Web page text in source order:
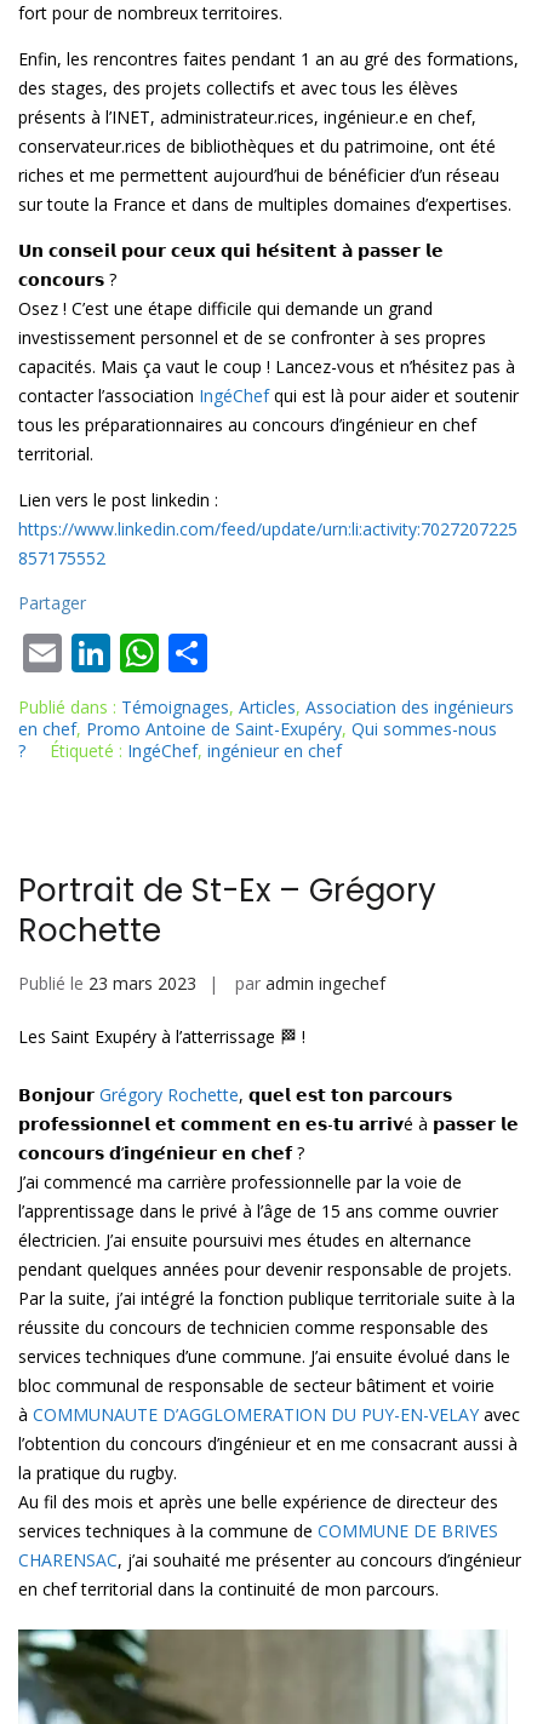
fort pour de nombreux territoires.
Enfin, les rencontres faites pendant 1 an au gré des formations,
des stages, des projets collectifs et avec tous les élèves
présents à l’INET, administrateur.rices, ingénieur.e en chef,
conservateur.rices de bibliothèques et du patrimoine, ont été
riches et me permettent aujourd’hui de bénéficier d’un réseau
sur toute la France et dans de multiples domaines d’expertises.
𝗨𝗻 𝗰𝗼𝗻𝘀𝗲𝗶𝗹 𝗽𝗼𝘂𝗿 𝗰𝗲𝘂𝘅 𝗾𝘂𝗶 𝗵𝗲́𝘀𝗶𝘁𝗲𝗻𝘁 𝗮̀ 𝗽𝗮𝘀𝘀𝗲𝗿 𝗹𝗲
𝗰𝗼𝗻𝗰𝗼𝘂𝗿𝘀 ?
Osez ! C’est une étape difficile qui demande un grand
investissement personnel et de se confronter à ses propres
capacités. Mais ça vaut le coup ! Lancez-vous et n’hésitez pas à
contacter l’association IngéChefqui est là pour aider et soutenir
tous les préparationnaires au concours d’ingénieur en chef
territorial.
Lien vers le post linkedin :
https://www.linkedin.com/feed/update/urn:li:activity:7027207225
857175552
Partager
E
m
ai
l
Li
n
k
e
W
h
at
s
p
ar
ta
g
Publié dans : Témoignages, Articles, Association des ingénieurs
en chef, Promo Antoine de Saint-Exupéry, Qui sommes-nous
?
Étiqueté : IngéChef, ingénieur en chef
Portrait de St-Ex – Grégory
Rochette
Publié le 23 mars 2023 par admin ingechef
Les Saint Exupéry à l’atterrissage 🏁 !
𝗕𝗼𝗻𝗷𝗼𝘂𝗿 Grégory Rochette, 𝗾𝘂𝗲𝗹 𝗲𝘀𝘁 𝘁𝗼𝗻 𝗽𝗮𝗿𝗰𝗼𝘂𝗿𝘀
𝗽𝗿𝗼𝗳𝗲𝘀𝘀𝗶𝗼𝗻𝗻𝗲𝗹 𝗲𝘁 𝗰𝗼𝗺𝗺𝗲𝗻𝘁 𝗲𝗻 𝗲𝘀-𝘁𝘂 𝗮𝗿𝗿𝗶𝘃é à 𝗽𝗮𝘀𝘀𝗲𝗿 𝗹𝗲
𝗰𝗼𝗻𝗰𝗼𝘂𝗿𝘀 𝗱’𝗶𝗻𝗴𝗲́𝗻𝗶𝗲𝘂𝗿 𝗲𝗻 𝗰𝗵𝗲𝗳 ?
J’ai commencé ma carrière professionnelle par la voie de
l’apprentissage dans le privé à l’âge de 15 ans comme ouvrier
électricien. J’ai ensuite poursuivi mes études en alternance
pendant quelques années pour devenir responsable de projets.
Par la suite, j’ai intégré la fonction publique territoriale suite à la
réussite du concours de technicien comme responsable des
services techniques d’une commune. J’ai ensuite évolué dans le
bloc communal de responsable de secteur bâtiment et voirie
à COMMUNAUTE D’AGGLOMERATION DU PUY-EN-VELAY avec
l’obtention du concours d’ingénieur et en me consacrant aussi à
la pratique du rugby.
Au fil des mois et après une belle expérience de directeur des
services techniques à la commune de COMMUNE DE BRIVES
CHARENSAC, j’ai souhaité me présenter au concours d’ingénieur
en chef territorial dans la continuité de mon parcours.